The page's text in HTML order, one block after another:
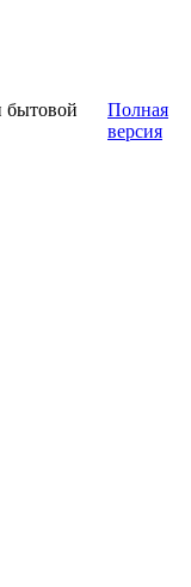
бытовой
Полная
версия